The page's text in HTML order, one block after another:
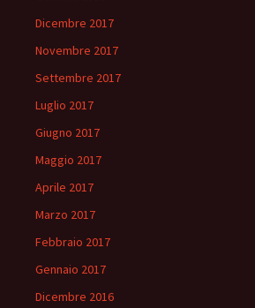
Dicembre 2017
Novembre 2017
Settembre 2017
Luglio 2017
Giugno 2017
Maggio 2017
Aprile 2017
Marzo 2017
Febbraio 2017
Gennaio 2017
Dicembre 2016